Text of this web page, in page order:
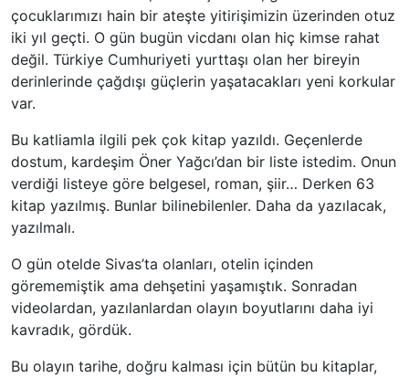
çocuklarımızı hain bir ateşte yitirişimizin üzerinden otuz
iki yıl geçti. O gün bugün vicdanı olan hiç kimse rahat
değil. Türkiye Cumhuriyeti yurttaşı olan her bireyin
derinlerinde çağdışı güçlerin yaşatacakları yeni korkular
var.
Bu katliamla ilgili pek çok kitap yazıldı. Geçenlerde
dostum, kardeşim Öner Yağcı’dan bir liste istedim. Onun
verdiği listeye göre belgesel, roman, şiir… Derken 63
kitap yazılmış. Bunlar bilinebilenler. Daha da yazılacak,
yazılmalı.
O gün otelde Sivas’ta olanları, otelin içinden
görememiştik ama dehşetini yaşamıştık. Sonradan
videolardan, yazılanlardan olayın boyutlarını daha iyi
kavradık, gördük.
Bu olayın tarihe, doğru kalması için bütün bu kitaplar,